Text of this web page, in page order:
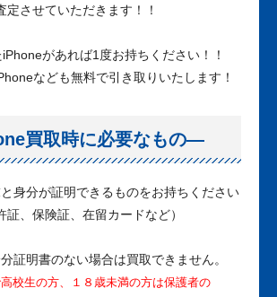
定させていただきます！！
があれば1度お持ちください！！
なども無料で引き取りいたします！
買取時に必要なもの—
身分が証明できるものをお持ちください
証、保険証、在留カードなど）
証明書のない場合は買取できません。
校生の方、１８歳未満の方は保護者の